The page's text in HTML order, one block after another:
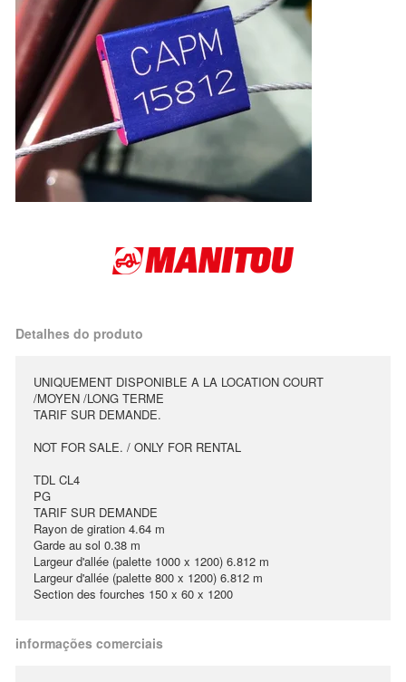
Detalhes do produto
UNIQUEMENT DISPONIBLE A LA LOCATION COURT
/MOYEN /LONG TERME
TARIF SUR DEMANDE.
NOT FOR SALE. / ONLY FOR RENTAL
TDL CL4
PG
TARIF SUR DEMANDE
Rayon de giration 4.64 m
Garde au sol 0.38 m
Largeur d'allée (palette 1000 x 1200) 6.812 m
Largeur d'allée (palette 800 x 1200) 6.812 m
Section des fourches 150 x 60 x 1200
informações comerciais